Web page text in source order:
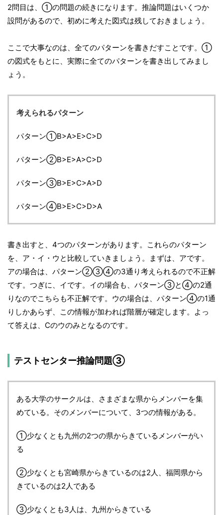
2問目は、①の問題の続きになります。推論問題はいくつか
設問があるので、初めに考えた図式は残しておきましょう。
ここで大事なのは、全てのパターンを書きだすことです。①
の図式をもとに、実際に全てのパターンを書き出してみまし
ょう。
考えられるパターン
パターン①B>A>E>C>D
パターン②B>E>A>C>D
パターン③B>E>C>A>D
パターン④B>E>C>D>A
書き出すと、4つのパターンがあります。これらのパターン
を、ア・イ・ウと比較していきましょう。まずは、アです。
アの場合は、パターン②③④の3通り考えられるので不正解
です。つぎに、イです。イの場合も、パターン③と④の2通
りなのでこちらも不正解です。ウの場合は、パターン④の1通
りしかあらず、この情報が加われば階層が確定します。よっ
て答えは、Cのウのみとなるのです。
テストセンター推論問題③
ある大学のサークルは、さまざまな県からメンバーを集
めている。そのメンバーについて、3つの情報がある。
①少なくとも九州の2つの県からきているメンバーがい
る
②少なくとも宮崎県からきているのは2人、福岡県から
きているのは2人である
③少なくとも3人は、九州からきている